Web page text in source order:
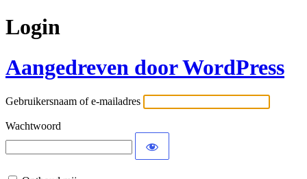
Login
Aangedreven door WordPress
Gebruikersnaam of e-mailadres
Wachtwoord